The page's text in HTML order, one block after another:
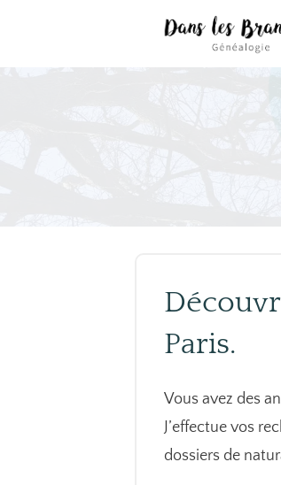
Paris.
Vous avez des
J’effectue vos
dossiers de